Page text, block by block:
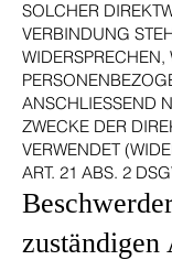
SOLCHER
VERBINDUNG
WIDERSPRECHEN,
ANSCHLIESSEND
ZWECKE DER
VERWENDET
ART. 21 ABS. 2